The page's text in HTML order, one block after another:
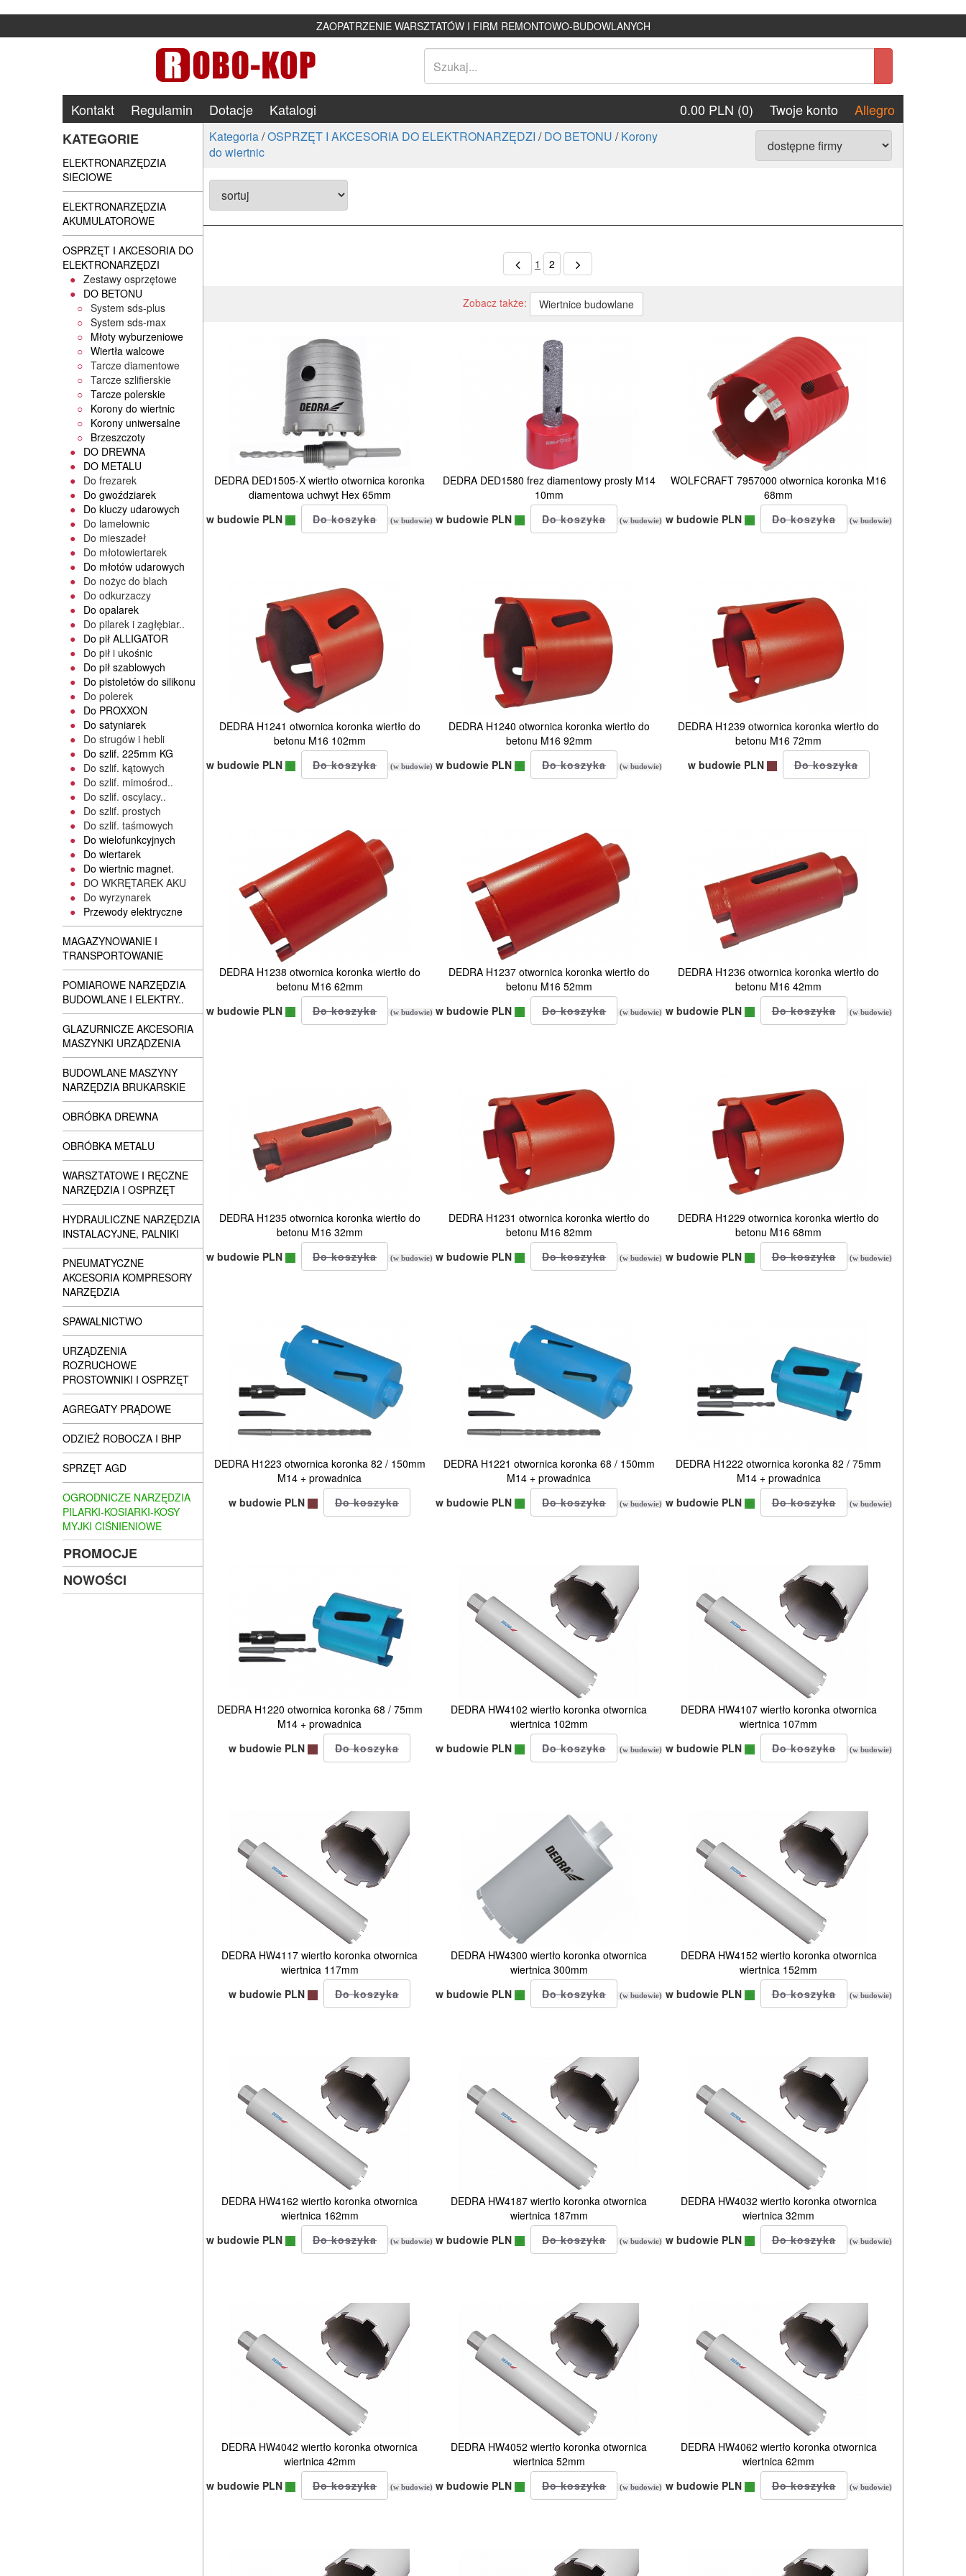
ZAOPATRZENIE WARSZTATÓW I FIRM REMONTOWO-BUDOWLANYCH
Kontakt Regulamin Dotacje Katalogi 0.00 PLN (0) Twoje konto
Allegro
KATEGORIE
ELEKTRONARZĘDZIA
SIECIOWE
ELEKTRONARZĘDZIA
AKUMULATOROWE
OSPRZĘT I AKCESORIA DO
ELEKTRONARZĘDZI
Zestawy osprzętowe
DO BETONU
System sds-plus
System sds-max
Młoty wyburzeniowe
Wiertła walcowe
Tarcze diamentowe
Tarcze szlifierskie
Tarcze polerskie
Korony do wiertnic
Korony uniwersalne
Brzeszczoty
DO DREWNA
DO METALU
Do frezarek
Do gwoździarek
Do kluczy udarowych
Do lamelownic
Do mieszadeł
Do młotowiertarek
Do młotów udarowych
Do nożyc do blach
Do odkurzaczy
Do opalarek
Do pilarek i zagłębiar..
Do pił ALLIGATOR
Do pił i ukośnic
Do pił szablowych
Do pistoletów do silikonu
Do polerek
Do PROXXON
Do satyniarek
Do strugów i hebli
Do szlif. 225mm KG
Do szlif. kątowych
Do szlif. mimośrod..
Do szlif. oscylacy..
Do szlif. prostych
Do szlif. taśmowych
Do wielofunkcyjnych
Do wiertarek
Do wiertnic magnet.
DO WKRĘTAREK AKU
Do wyrzynarek
Przewody elektryczne
MAGAZYNOWANIE I
TRANSPORTOWANIE
POMIAROWE NARZĘDZIA
BUDOWLANE I ELEKTRY..
GLAZURNICZE AKCESORIA
MASZYNKI URZĄDZENIA
BUDOWLANE MASZYNY
NARZĘDZIA BRUKARSKIE
OBRÓBKA DREWNA
OBRÓBKA METALU
WARSZTATOWE I RĘCZNE
NARZĘDZIA I OSPRZĘT
HYDRAULICZNE NARZĘDZIA
INSTALACYJNE, PALNIKI
PNEUMATYCZNE
AKCESORIA KOMPRESORY
NARZĘDZIA
SPAWALNICTWO
URZĄDZENIA
ROZRUCHOWE
PROSTOWNIKI I OSPRZĘT
AGREGATY PRĄDOWE
ODZIEŻ ROBOCZA I BHP
SPRZĘT AGD
OGRODNICZE NARZĘDZIA
PILARKI-KOSIARKI-KOSY
MYJKI CIŚNIENIOWE
PROMOCJE
NOWOŚCI
Kategoria/OSPRZĘT I AKCESORIA DO ELEKTRONARZĘDZI /DO BETONU /Korony
do wiertnic
1 2
Zobacz także: Wiertnice budowlane
DEDRA DED1505-X wiertło otwornica koronka
diamentowa uchwyt Hex 65mm
w budowie PLN
(w budowie)
DEDRA DED1580 frez diamentowy prosty M14
10mm
w budowie PLN
(w budowie)
WOLFCRAFT 7957000 otwornica koronka M16
68mm
w budowie PLN
(w budowie)
DEDRA H1241 otwornica koronka wiertło do
betonu M16 102mm
w budowie PLN
(w budowie)
DEDRA H1240 otwornica koronka wiertło do
betonu M16 92mm
w budowie PLN
(w budowie)
DEDRA H1239 otwornica koronka wiertło do
betonu M16 72mm
w budowie PLN
DEDRA H1238 otwornica koronka wiertło do
betonu M16 62mm
w budowie PLN
(w budowie)
DEDRA H1237 otwornica koronka wiertło do
betonu M16 52mm
w budowie PLN
(w budowie)
DEDRA H1236 otwornica koronka wiertło do
betonu M16 42mm
w budowie PLN
(w budowie)
DEDRA H1235 otwornica koronka wiertło do
betonu M16 32mm
w budowie PLN
(w budowie)
DEDRA H1231 otwornica koronka wiertło do
betonu M16 82mm
w budowie PLN
(w budowie)
DEDRA H1229 otwornica koronka wiertło do
betonu M16 68mm
w budowie PLN
(w budowie)
DEDRA H1223 otwornica koronka 82 / 150mm
M14 + prowadnica
w budowie PLN
DEDRA H1221 otwornica koronka 68 / 150mm
M14 + prowadnica
w budowie PLN
(w budowie)
DEDRA H1222 otwornica koronka 82 / 75mm
M14 + prowadnica
w budowie PLN
(w budowie)
DEDRA H1220 otwornica koronka 68 / 75mm
M14 + prowadnica
w budowie PLN
DEDRA HW4102 wiertło koronka otwornica
wiertnica 102mm
w budowie PLN
(w budowie)
DEDRA HW4107 wiertło koronka otwornica
wiertnica 107mm
w budowie PLN
(w budowie)
DEDRA HW4117 wiertło koronka otwornica
wiertnica 117mm
w budowie PLN
DEDRA HW4300 wiertło koronka otwornica
wiertnica 300mm
w budowie PLN
(w budowie)
DEDRA HW4152 wiertło koronka otwornica
wiertnica 152mm
w budowie PLN
(w budowie)
DEDRA HW4162 wiertło koronka otwornica
wiertnica 162mm
w budowie PLN
(w budowie)
DEDRA HW4187 wiertło koronka otwornica
wiertnica 187mm
w budowie PLN
(w budowie)
DEDRA HW4032 wiertło koronka otwornica
wiertnica 32mm
w budowie PLN
(w budowie)
DEDRA HW4042 wiertło koronka otwornica
wiertnica 42mm
w budowie PLN
(w budowie)
DEDRA HW4052 wiertło koronka otwornica
wiertnica 52mm
w budowie PLN
(w budowie)
DEDRA HW4062 wiertło koronka otwornica
wiertnica 62mm
w budowie PLN
(w budowie)